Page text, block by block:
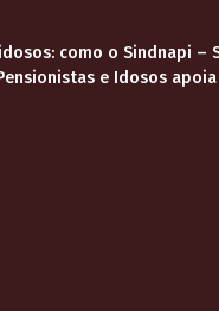
como o Sindnapi –
e Idosos apoia